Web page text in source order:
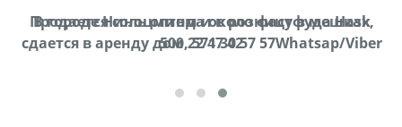
Продается соль оптом и в розницу в мешках,
500 22 47 42
В городе Ниноцминда около фастфуда Hask
cдается в аренду дом, 571 30 57 57Whatsap/Viber